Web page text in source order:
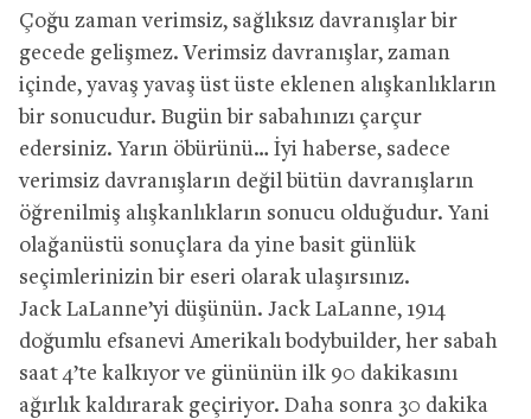
Çoğu zaman verimsiz, sağlıksız davranışlar bir
gecede gelişmez. Verimsiz davranışlar, zaman
içinde, yavaş yavaş üst üste eklenen alışkanlıkların
bir sonucudur. Bugün bir sabahınızı çarçur
edersiniz. Yarın öbürünü… İyi haberse, sadece
verimsiz davranışların değil bütün davranışların
öğrenilmiş alışkanlıkların sonucu olduğudur. Yani
olağanüstü sonuçlara da yine basit günlük
seçimlerinizin bir eseri olarak ulaşırsınız.
Jack LaLanne’yi düşünün. Jack LaLanne, 1914
doğumlu efsanevi Amerikalı bodybuilder, her sabah
saat 4’te kalkıyor ve gününün ilk 90 dakikasını
ağırlık kaldırarak geçiriyor. Daha sonra 30 dakika